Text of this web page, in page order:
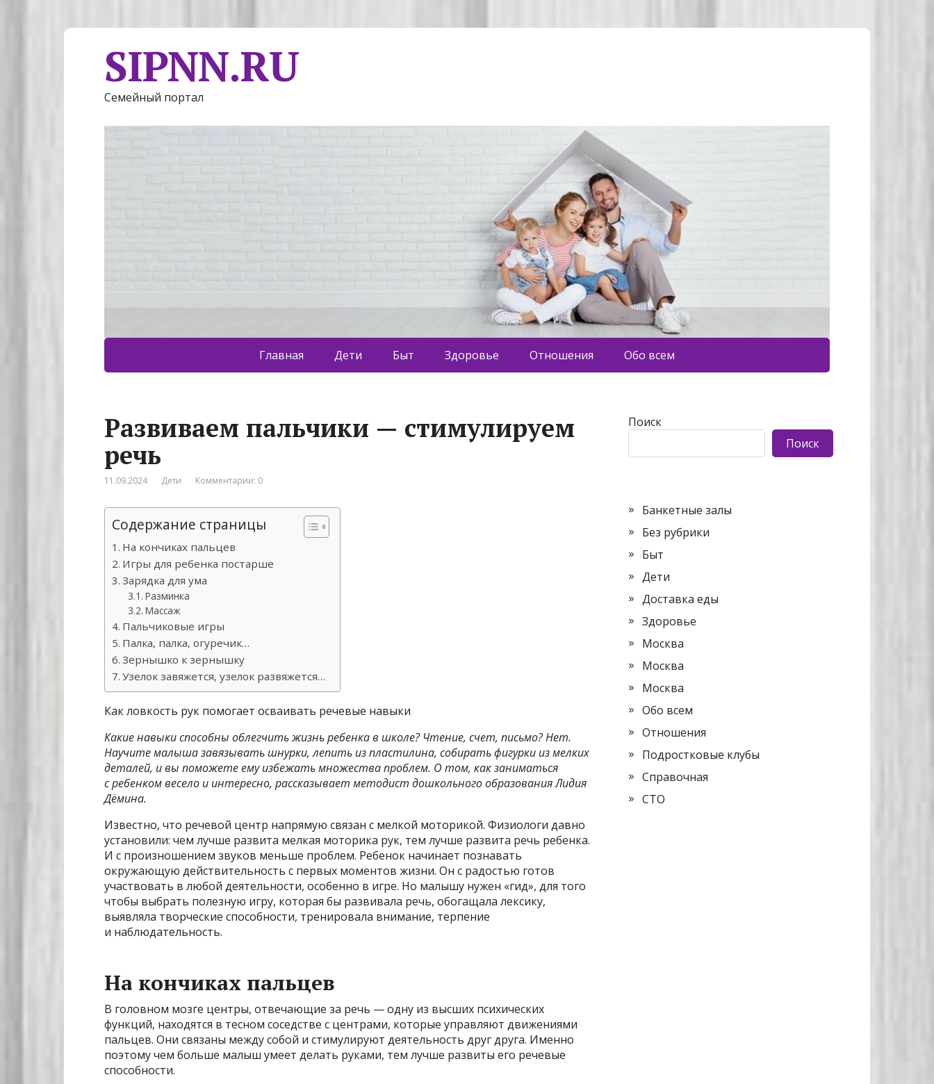
SIPNN.RU
Семейный портал
Главная Дети Быт Здоровье Отношения Обо всем
Развиваем пальчики — стимулируем
речь
11.09.2024 Дети Комментарии: 0
Содержание страницы
На кончиках пальцев
Игры для ребенка постарше
Зарядка для ума
Разминка
Массаж
Пальчиковые игры
Палка, палка, огуречик…
Зернышко к зернышку
Узелок завяжется, узелок развяжется…
Как ловкость рук помогает осваивать речевые навыки
Какие навыки способны облегчить жизнь ребенка в школе? Чтение, счет, письмо? Нет.
Научите малыша завязывать шнурки, лепить из пластилина, собирать фигурки из мелких
деталей, и вы поможете ему избежать множества проблем. О том, как заниматься
с ребенком весело и интересно, рассказывает методист дошкольного образования Лидия
Дёмина.
Известно, что речевой центр напрямую связан с мелкой моторикой. Физиологи давно
установили: чем лучше развита мелкая моторика рук, тем лучше развита речь ребенка.
И с произношением звуков меньше проблем. Ребенок начинает познавать
окружающую действительность с первых моментов жизни. Он с радостью готов
участвовать в любой деятельности, особенно в игре. Но малышу нужен «гид», для того
чтобы выбрать полезную игру, которая бы развивала речь, обогащала лексику,
выявляла творческие способности, тренировала внимание, терпение
и наблюдательность.
На кончиках пальцев
В головном мозге центры, отвечающие за речь — одну из высших психических
функций, находятся в тесном соседстве с центрами, которые управляют движениями
пальцев. Они связаны между собой и стимулируют деятельность друг друга. Именно
поэтому чем больше малыш умеет делать руками, тем лучше развиты его речевые
способности.
Поиск
Поиск
Банкетные залы
Без рубрики
Быт
Дети
Доставка еды
Здоровье
Москва
Москва
Москва
Обо всем
Отношения
Подростковые клубы
Справочная
СТО